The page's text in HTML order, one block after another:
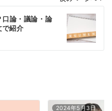
論・議論・論
紹介
2024年5月3日